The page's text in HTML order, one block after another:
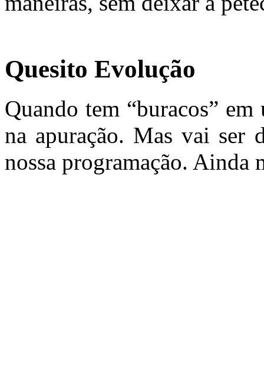
Quesito Evolução
Quando tem “buracos”
na apuração. Mas vai ser
nossa programação. Ainda